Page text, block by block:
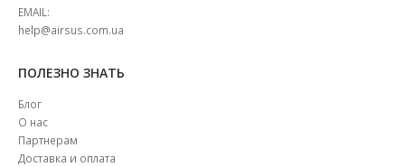
EMAIL:
help@airsus.com.ua
ПОЛЕЗНО ЗНАТЬ
Блог
О нас
Партнерам
Доставка и оплата